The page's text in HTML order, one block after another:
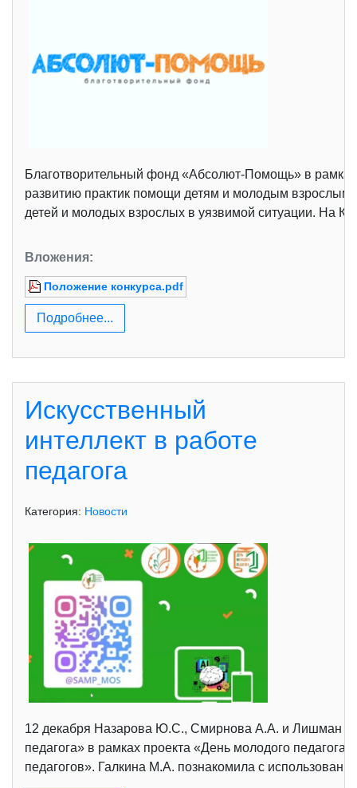
Благотворительный фонд «Абсолют-Помощь» в рамках
развитию практик помощи детям и молодым взрослым
детей и молодых взрослых в уязвимой ситуации. На
Вложения:
Положение конкурса.pdf
Подробнее...
Искусственный
интеллект в работе
педагога
Категория: Новости
12 декабря Назарова Ю.С., Смирнова А.А. и Лишман
педагога» в рамках проекта «День молодого
педагогов». Галкина М.А. познакомила с